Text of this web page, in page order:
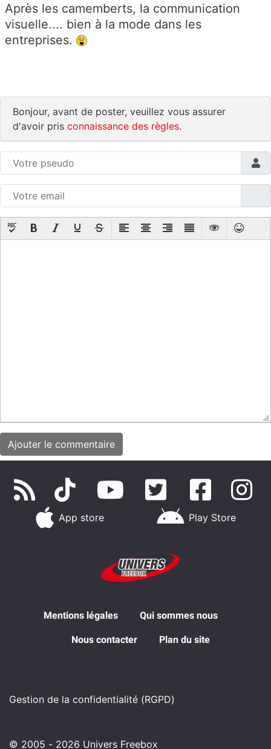
Après les camemberts, la communication
visuelle.... bien à la mode dans les
entreprises.
Bonjour, avant de poster, veuillez vous assurer
d'avoir pris connaissance des règles.
App store Play Store
Mentions légales Qui sommes nous
Nous contacter Plan du site
Gestion de la confidentialité (RGPD)
© 2005 - 2026 Univers Freebox